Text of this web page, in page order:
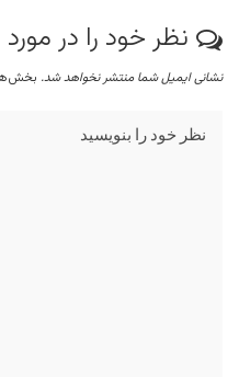
نظر خود را در
نشانی ایمیل شما منتشر نخواهد شد.